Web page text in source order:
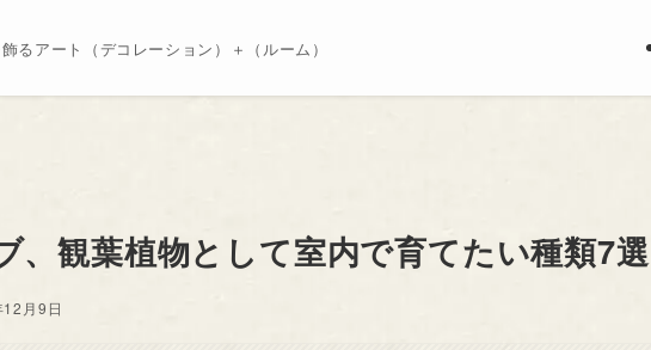
るアート（デコレーション）＋（ルーム）
、観葉植物として室内で育てたい種類7選
月9日